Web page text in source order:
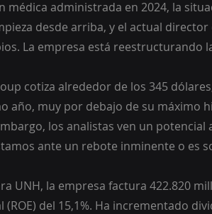
médica administrada en 2024, la
desde arriba, y el actual
La empresa está reestructurando
cotiza alrededor de los 345
año, muy por debajo de su máximo
los analistas ven un
ante un rebote inminente o es
UNH, la empresa factura 422.820
del 15,1%. Ha incrementado